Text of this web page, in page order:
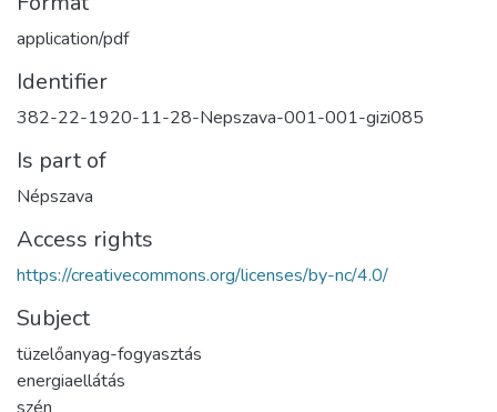
application/pdf
Identifier
382-22-1920-11-28-Nepszava-001-001-gizi085
Is part of
Népszava
Access rights
https://creativecommons.org/licenses/by-nc/4.0/
Subject
tüzelőanyag-fogyasztás
energiaellátás